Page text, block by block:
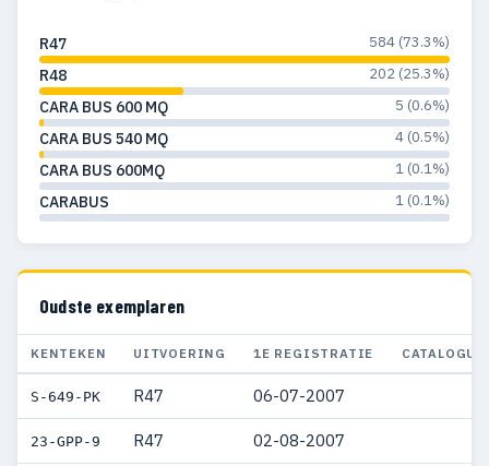
R47 584 (73.3%)
R48 202 (25.3%)
CARA BUS 600 MQ 5 (0.6%)
CARA BUS 540 MQ 4 (0.5%)
CARA BUS 600MQ 1 (0.1%)
CARABUS 1 (0.1%)
Oudste exemplaren
KENTEKEN UITVOERING 1E REGISTRATIE
S-649-PK R47 06-07-2007
23-GPP-9 R47 02-08-2007